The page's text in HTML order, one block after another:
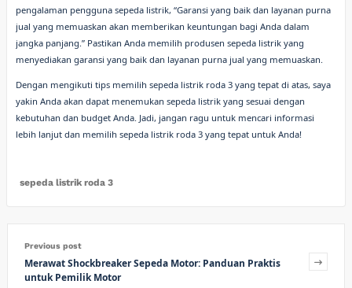
pengalaman pengguna sepeda listrik, “Garansi yang baik dan layanan purna
jual yang memuaskan akan memberikan keuntungan bagi Anda dalam
jangka panjang.” Pastikan Anda memilih produsen sepeda listrik yang
menyediakan garansi yang baik dan layanan purna jual yang memuaskan.
Dengan mengikuti tips memilih sepeda listrik roda 3 yang tepat di atas, saya
yakin Anda akan dapat menemukan sepeda listrik yang sesuai dengan
kebutuhan dan budget Anda. Jadi, jangan ragu untuk mencari informasi
lebih lanjut dan memilih sepeda listrik roda 3 yang tepat untuk Anda!
sepeda listrik roda 3
Previous post
Merawat Shockbreaker Sepeda Motor: Panduan Praktis
untuk Pemilik Motor